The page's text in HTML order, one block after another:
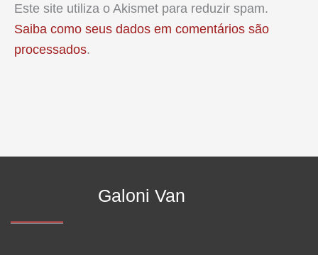
Este site utiliza o Akismet para reduzir spam.
Saiba como seus dados em comentários são
processados.
Galoni Van